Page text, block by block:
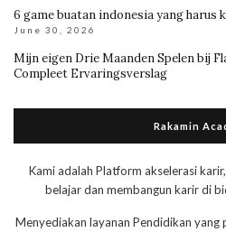
6 game buatan indonesia yang harus
June 30, 2026
Mijn eigen Drie Maanden Spelen bij
Compleet Ervaringsverslag
Rakamin
Kami adalah Platform akselerasi
belajar dan membangun karir di
Menyediakan layanan Pendidikan yang